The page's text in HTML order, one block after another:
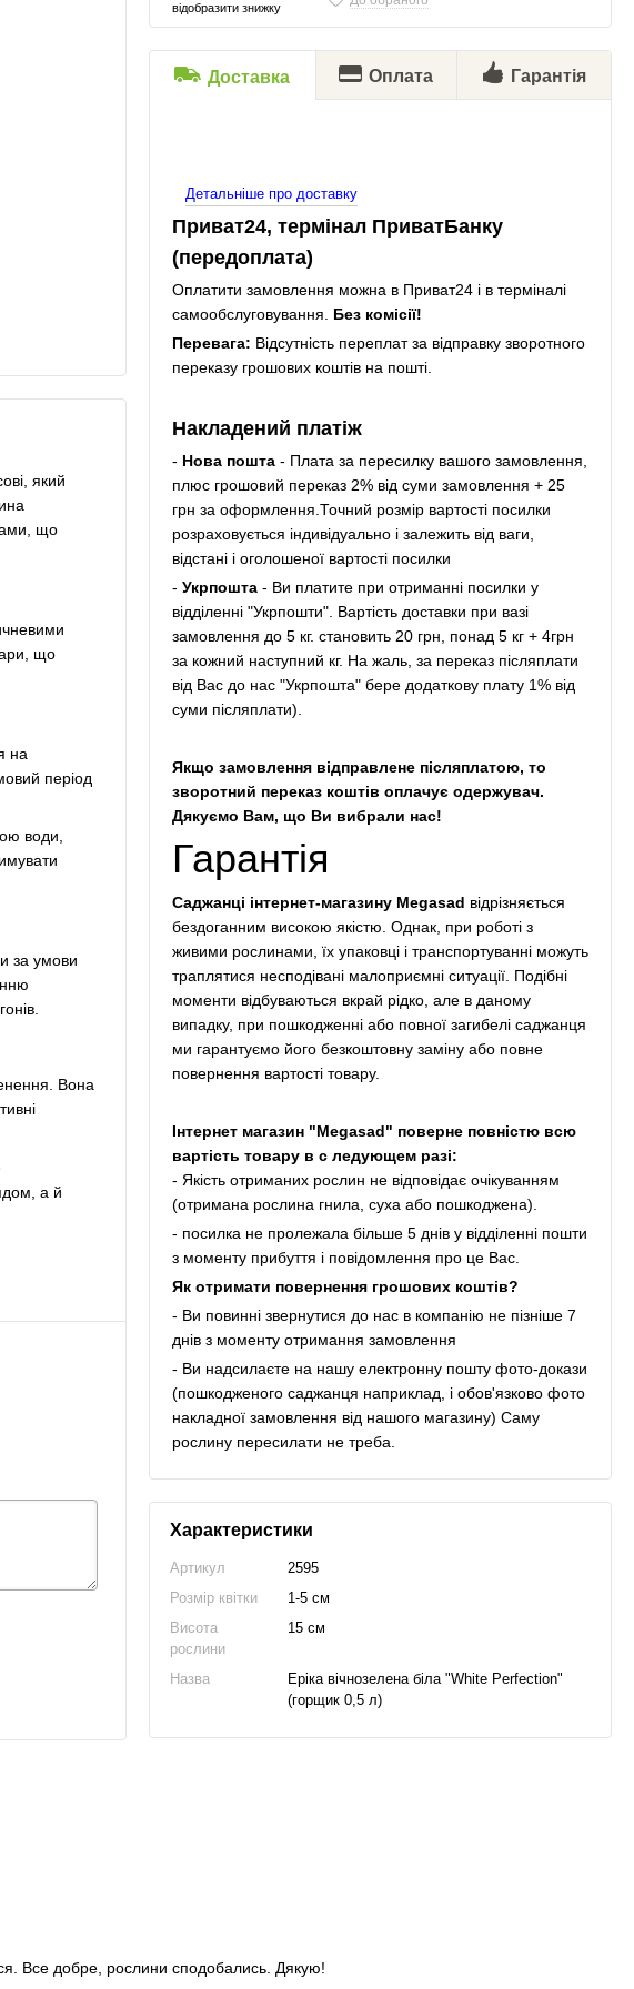
який
що
що
на
період
води,
за умови
Вона
а й
відобразити знижку
Доставка Оплата Гарантія
Детальніше про доставку
Приват24, термінал ПриватБанку
(передоплата)
Оплатити замовлення можна в Приват24 і в терміналі
самообслуговування. Без комісії!
Перевага: Відсутність переплат за відправку зворотного
переказу грошових коштів на пошті.
Накладений платіж
- Нова пошта- Плата за пересилку вашого замовлення,
плюс грошовий переказ 2% від суми замовлення + 25
грн за оформлення.Точний розмір вартості посилки
розраховується індивідуально і залежить від ваги,
відстані і оголошеної вартості посилки
- Укрпошта- Ви платите при отриманні посилки у
відділенні "Укрпошти". Вартість доставки при вазі
замовлення до 5 кг. становить 20 грн, понад 5 кг + 4грн
за кожний наступний кг. На жаль, за переказ післяплати
від Вас до нас "Укрпошта" бере додаткову плату 1% від
суми післяплати).
Якщо замовлення відправлене післяплатою, то
зворотний переказ коштів оплачує одержувач.
Дякуємо Вам, що Ви вибрали нас!
Гарантія
Саджанці інтернет-магазину Megasad відрізняється
бездоганним високою якістю. Однак, при роботі з
живими рослинами, їх упаковці і транспортуванні можуть
траплятися несподівані малоприємні ситуації. Подібні
моменти відбуваються вкрай рідко, але в даному
випадку, при пошкодженні або повної загибелі саджанця
ми гарантуємо його безкоштовну заміну або повне
повернення вартості товару.
Інтернет магазин "Megasad" поверне повністю всю
вартість товару в с ледующем разі:
- Якість отриманих рослин не відповідає очікуванням
(отримана рослина гнила, суха або пошкоджена).
- посилка не пролежала більше 5 днів у відділенні пошти
з моменту прибуття і повідомлення про це Вас.
Як отримати повернення грошових коштів?
- Ви повинні звернутися до нас в компанію не пізніше 7
днів з моменту отримання замовлення
- Ви надсилаєте на нашу електронну пошту фото-докази
(пошкодженого саджанця наприклад, і обов'язково фото
накладної замовлення від нашого магазину) Саму
рослину пересилати не треба.
Характеристики
Артикул
2595
Розмір квітки
1-5 см
Висота
рослини
15 см
Назва
Еріка вічнозелена біла "White Perfection"
(горщик 0,5 л)
Все добре, рослини сподобались. Дякую!